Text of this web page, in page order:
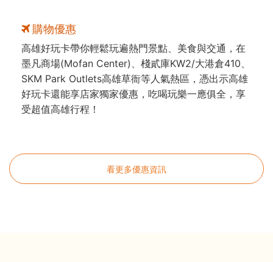
購物優惠
高雄好玩卡帶你輕鬆玩遍熱門景點、美食與交通，在
墨凡商場(Mofan Center)、棧貳庫KW2/大港倉410、
SKM Park Outlets高雄草衙等人氣熱區，憑出示高雄
好玩卡還能享店家獨家優惠，吃喝玩樂一應俱全，享
受超值高雄行程！
看更多優惠資訊